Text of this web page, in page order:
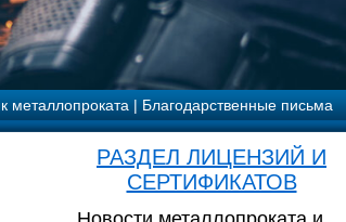
металлопроката|Благодарственные письма
РАЗДЕЛ ЛИЦЕНЗИЙ И
СЕРТИФИКАТОВ